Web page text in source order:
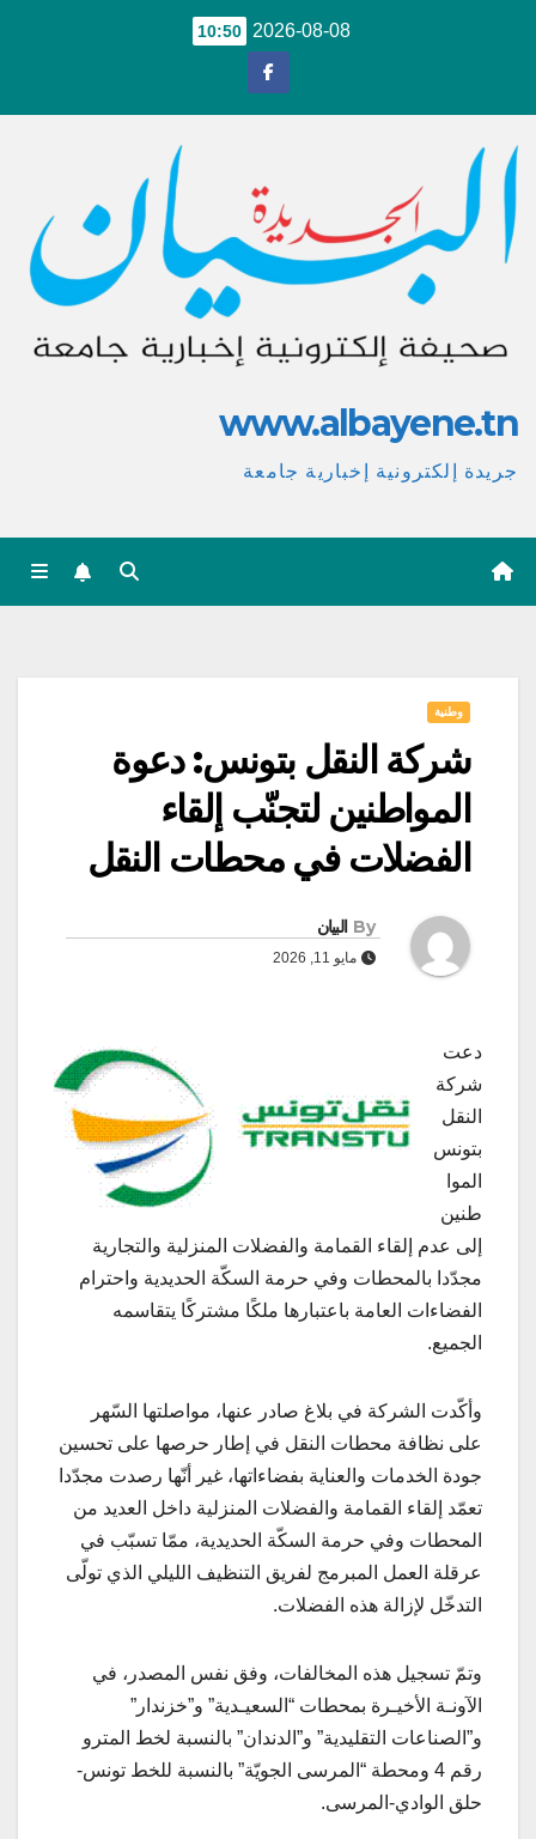
2026-08-08
10:50
www.albayene.tn
جريدة إلكترونية إخبارية جامعة
وطنية
شركة النقل بتونس: دعوة
المواطنين لتجنّب إلقاء
الفضلات في محطات النقل
By البيان
مايو 11, 2026
دعت
شركة
النقل
بتونس
الموا
طنين
إلى عدم إلقاء القمامة والفضلات المنزلية والتجارية
مجدّدا بالمحطات وفي حرمة السكّة الحديدية واحترام
الفضاءات العامة باعتبارها ملكًا مشتركًا يتقاسمه
الجميع.
وأكّدت الشركة في بلاغ صادر عنها، مواصلتها السّهر
على نظافة محطات النقل في إطار حرصها على تحسين
جودة الخدمات والعناية بفضاءاتها، غير أنّها رصدت مجدّدا
تعمّد إلقاء القمامة والفضلات المنزلية داخل العديد من
المحطات وفي حرمة السكّة الحديدية، ممّا تسبّب في
عرقلة العمل المبرمج لفريق التنظيف الليلي الذي تولّى
التدخّل لإزالة هذه الفضلات.
وتمّ تسجيل هذه المخالفات، وفق نفس المصدر، في
الآونـة الأخيـرة بمحطات “السعيـدية” و”خزندار”
و”الصناعات التقليدية” و”الدندان” بالنسبة لخط المترو
رقم 4 ومحطة “المرسى الجويّة” بالنسبة للخط تونس-
حلق الوادي-المرسى.